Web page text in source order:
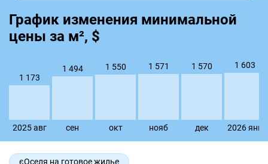
График изменения минимальной
цены за м², $
1 173
2025 авг
1 494
сен
1 550
окт
1 571
нояб
1 570
дек
1 603
2026 янв
єОселя на готовое жилье